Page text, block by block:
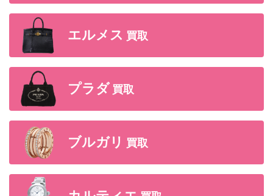
エルメス 買取
プラダ 買取
ブルガリ 買取